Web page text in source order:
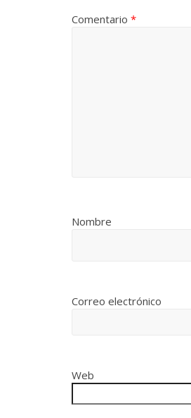
Comentario *
Nombre
Correo electrónico
Web